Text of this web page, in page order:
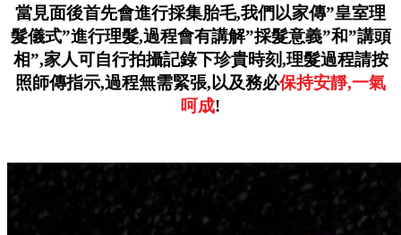
當見面後首先會進行採集胎毛,我們以家傳”皇室理
髮儀式”進行理髮,過程會有講解”採髮意義”和”講頭
相”,家人可自行拍攝記錄下珍貴時刻,理髮過程請按
照師傳指示,過程無需緊張, 以及務必保持安靜,一氣
呵成!